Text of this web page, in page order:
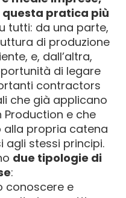
pratica più
tutti: da una parte,
di produzione
e, dall’altra,
di legare
contractors
che già applicano
Production e che
alla propria catena
stessi principi.
due tipologie di
:
conoscere e